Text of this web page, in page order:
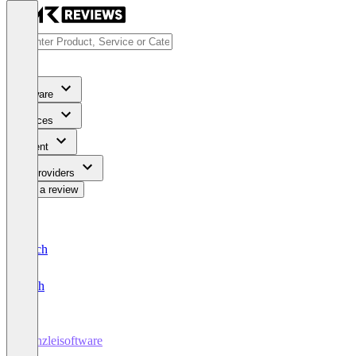
Software
Services
Content
For Providers
Write a review
Deutsch
English
Kanzleisoftware